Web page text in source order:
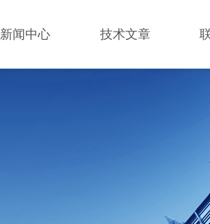
新闻中心 技术文章